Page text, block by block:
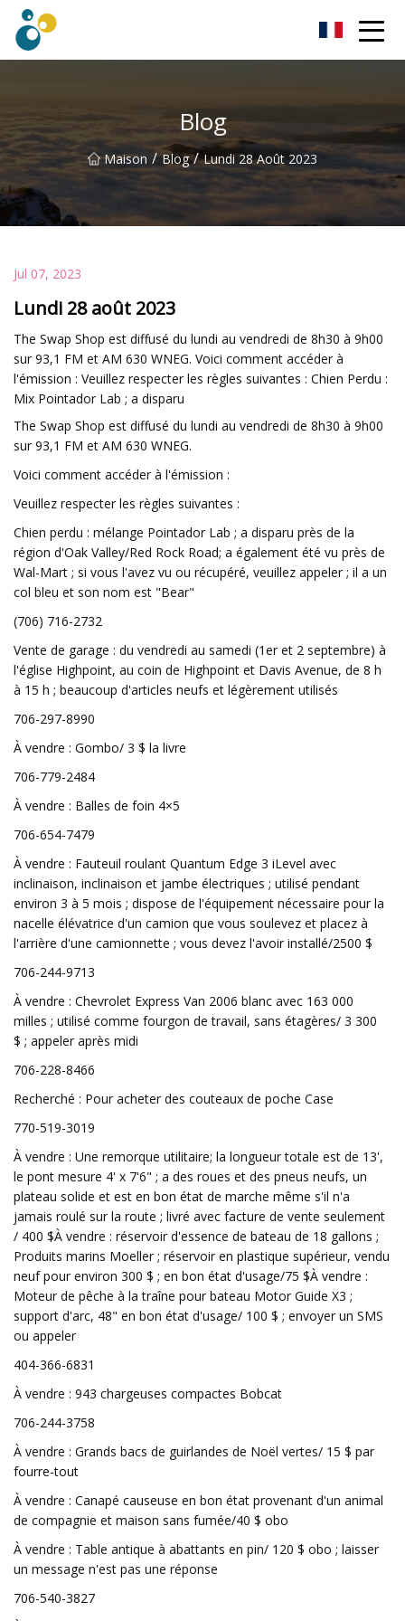
Blog
Maison / Blog / Lundi 28 Août 2023
Jul 07, 2023
Lundi 28 août 2023
The Swap Shop est diffusé du lundi au vendredi de 8h30 à 9h00
sur 93,1 FM et AM 630 WNEG. Voici comment accéder à
l'émission : Veuillez respecter les règles suivantes : Chien Perdu :
Mix Pointador Lab ; a disparu
The Swap Shop est diffusé du lundi au vendredi de 8h30 à 9h00
sur 93,1 FM et AM 630 WNEG.
Voici comment accéder à l'émission :
Veuillez respecter les règles suivantes :
Chien perdu : mélange Pointador Lab ; a disparu près de la
région d'Oak Valley/Red Rock Road; a également été vu près de
Wal-Mart ; si vous l'avez vu ou récupéré, veuillez appeler ; il a un
col bleu et son nom est "Bear"
(706) 716-2732
Vente de garage : du vendredi au samedi (1er et 2 septembre) à
l'église Highpoint, au coin de Highpoint et Davis Avenue, de 8 h
à 15 h ; beaucoup d'articles neufs et légèrement utilisés
706-297-8990
À vendre : Gombo/ 3 $ la livre
706-779-2484
À vendre : Balles de foin 4×5
706-654-7479
À vendre : Fauteuil roulant Quantum Edge 3 iLevel avec
inclinaison, inclinaison et jambe électriques ; utilisé pendant
environ 3 à 5 mois ; dispose de l'équipement nécessaire pour la
nacelle élévatrice d'un camion que vous soulevez et placez à
l'arrière d'une camionnette ; vous devez l'avoir installé/2500 $
706-244-9713
À vendre : Chevrolet Express Van 2006 blanc avec 163 000
milles ; utilisé comme fourgon de travail, sans étagères/ 3 300
$ ; appeler après midi
706-228-8466
Recherché : Pour acheter des couteaux de poche Case
770-519-3019
À vendre : Une remorque utilitaire; la longueur totale est de 13',
le pont mesure 4' x 7'6" ; a des roues et des pneus neufs, un
plateau solide et est en bon état de marche même s'il n'a
jamais roulé sur la route ; livré avec facture de vente seulement
/ 400 $À vendre : réservoir d'essence de bateau de 18 gallons ;
Produits marins Moeller ; réservoir en plastique supérieur, vendu
neuf pour environ 300 $ ; en bon état d'usage/75 $À vendre :
Moteur de pêche à la traîne pour bateau Motor Guide X3 ;
support d'arc, 48" en bon état d'usage/ 100 $ ; envoyer un SMS
ou appeler
404-366-6831
À vendre : 943 chargeuses compactes Bobcat
706-244-3758
À vendre : Grands bacs de guirlandes de Noël vertes/ 15 $ par
fourre-tout
À vendre : Canapé causeuse en bon état provenant d'un animal
de compagnie et maison sans fumée/40 $ obo
À vendre : Table antique à abattants en pin/ 120 $ obo ; laisser
un message n'est pas une réponse
706-540-3827